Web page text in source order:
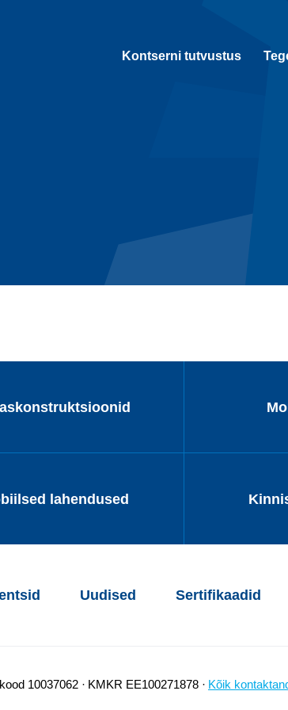
Kontserni tutvustus
lahendused
Uudised Sertifikaadid
10037062 KMKR EE100271878 Kõik